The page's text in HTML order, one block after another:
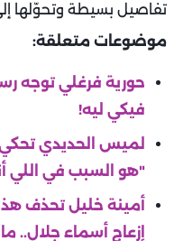
تفاصيل بسيطة وتحوّلها
موضوعات متعلقة:
حورية فرغلي توجه
فيكي ليه!
لميس الحديدي
"هو السبب في اللي
أمينة خليل تحذف
إزعاج أسماء جلال.. ما